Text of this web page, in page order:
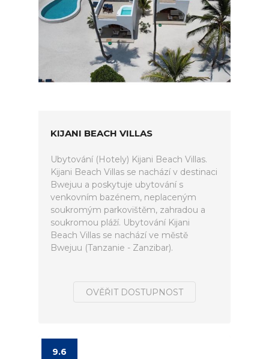
KIJANI BEACH VILLAS
Ubytování (Hotely) Kijani Beach Villas.
Kijani Beach Villas se nachází v destinaci
Bwejuu a poskytuje ubytování s
venkovním bazénem, neplaceným
soukromým parkovištěm, zahradou a
soukromou pláží. Ubytování Kijani
Beach Villas se nachází ve městě
Bwejuu (Tanzanie - Zanzibar).
OVĚŘIT DOSTUPNOST
9.6